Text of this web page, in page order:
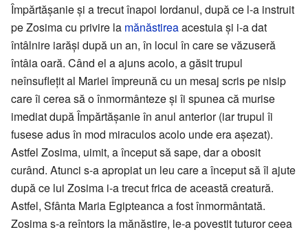
Împărtășanie și a trecut înapoi Iordanul, după ce l-a instruit
pe Zosima cu privire la mănăstireaacestuia și i-a dat
întâlnire iarăși după un an, în locul în care se văzuseră
întâia oară. Când el a ajuns acolo, a găsit trupul
neînsuflețit al Mariei împreună cu un mesaj scris pe nisip
care îi cerea să o înmormânteze și îi spunea că murise
imediat după Împărtășanie în anul anterior (iar trupul îi
fusese adus în mod miraculos acolo unde era așezat).
Astfel Zosima, uimit, a început să sape, dar a obosit
curând. Atunci s-a apropiat un leu care a început să îl ajute
după ce lui Zosima i-a trecut frica de această creatură.
Astfel, Sfânta Maria Egipteanca a fost înmormântată.
Zosima s-a reîntors la mănăstire, le-a povestit tuturor ceea